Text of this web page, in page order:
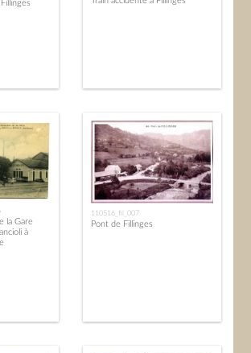
la Gare
à
110516_fil_007
Pont de Fillinges